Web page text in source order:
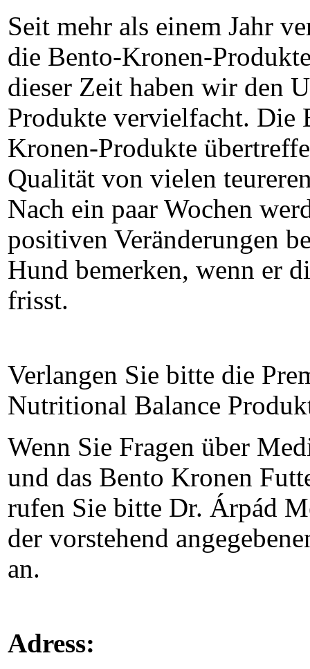
Seit mehr als einem Jahr
die Bento-Kronen-
dieser Zeit haben wir den
Produkte vervielfacht. Die
Kronen-Produkte
Qualität von vielen
Nach ein paar Wochen
positiven Veränderungen
Hund bemerken, wenn er
frisst.
Verlangen Sie bitte die
Nutritional Balance
Wenn Sie Fragen über
und das Bento Kronen
rufen Sie bitte Dr. Árpád
der vorstehend
an.
Adress: